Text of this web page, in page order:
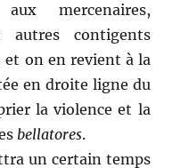
mercenaires,
autres contigents
et on en revient à la
en droite ligne du
la violence et la
bellatores.
un certain temps